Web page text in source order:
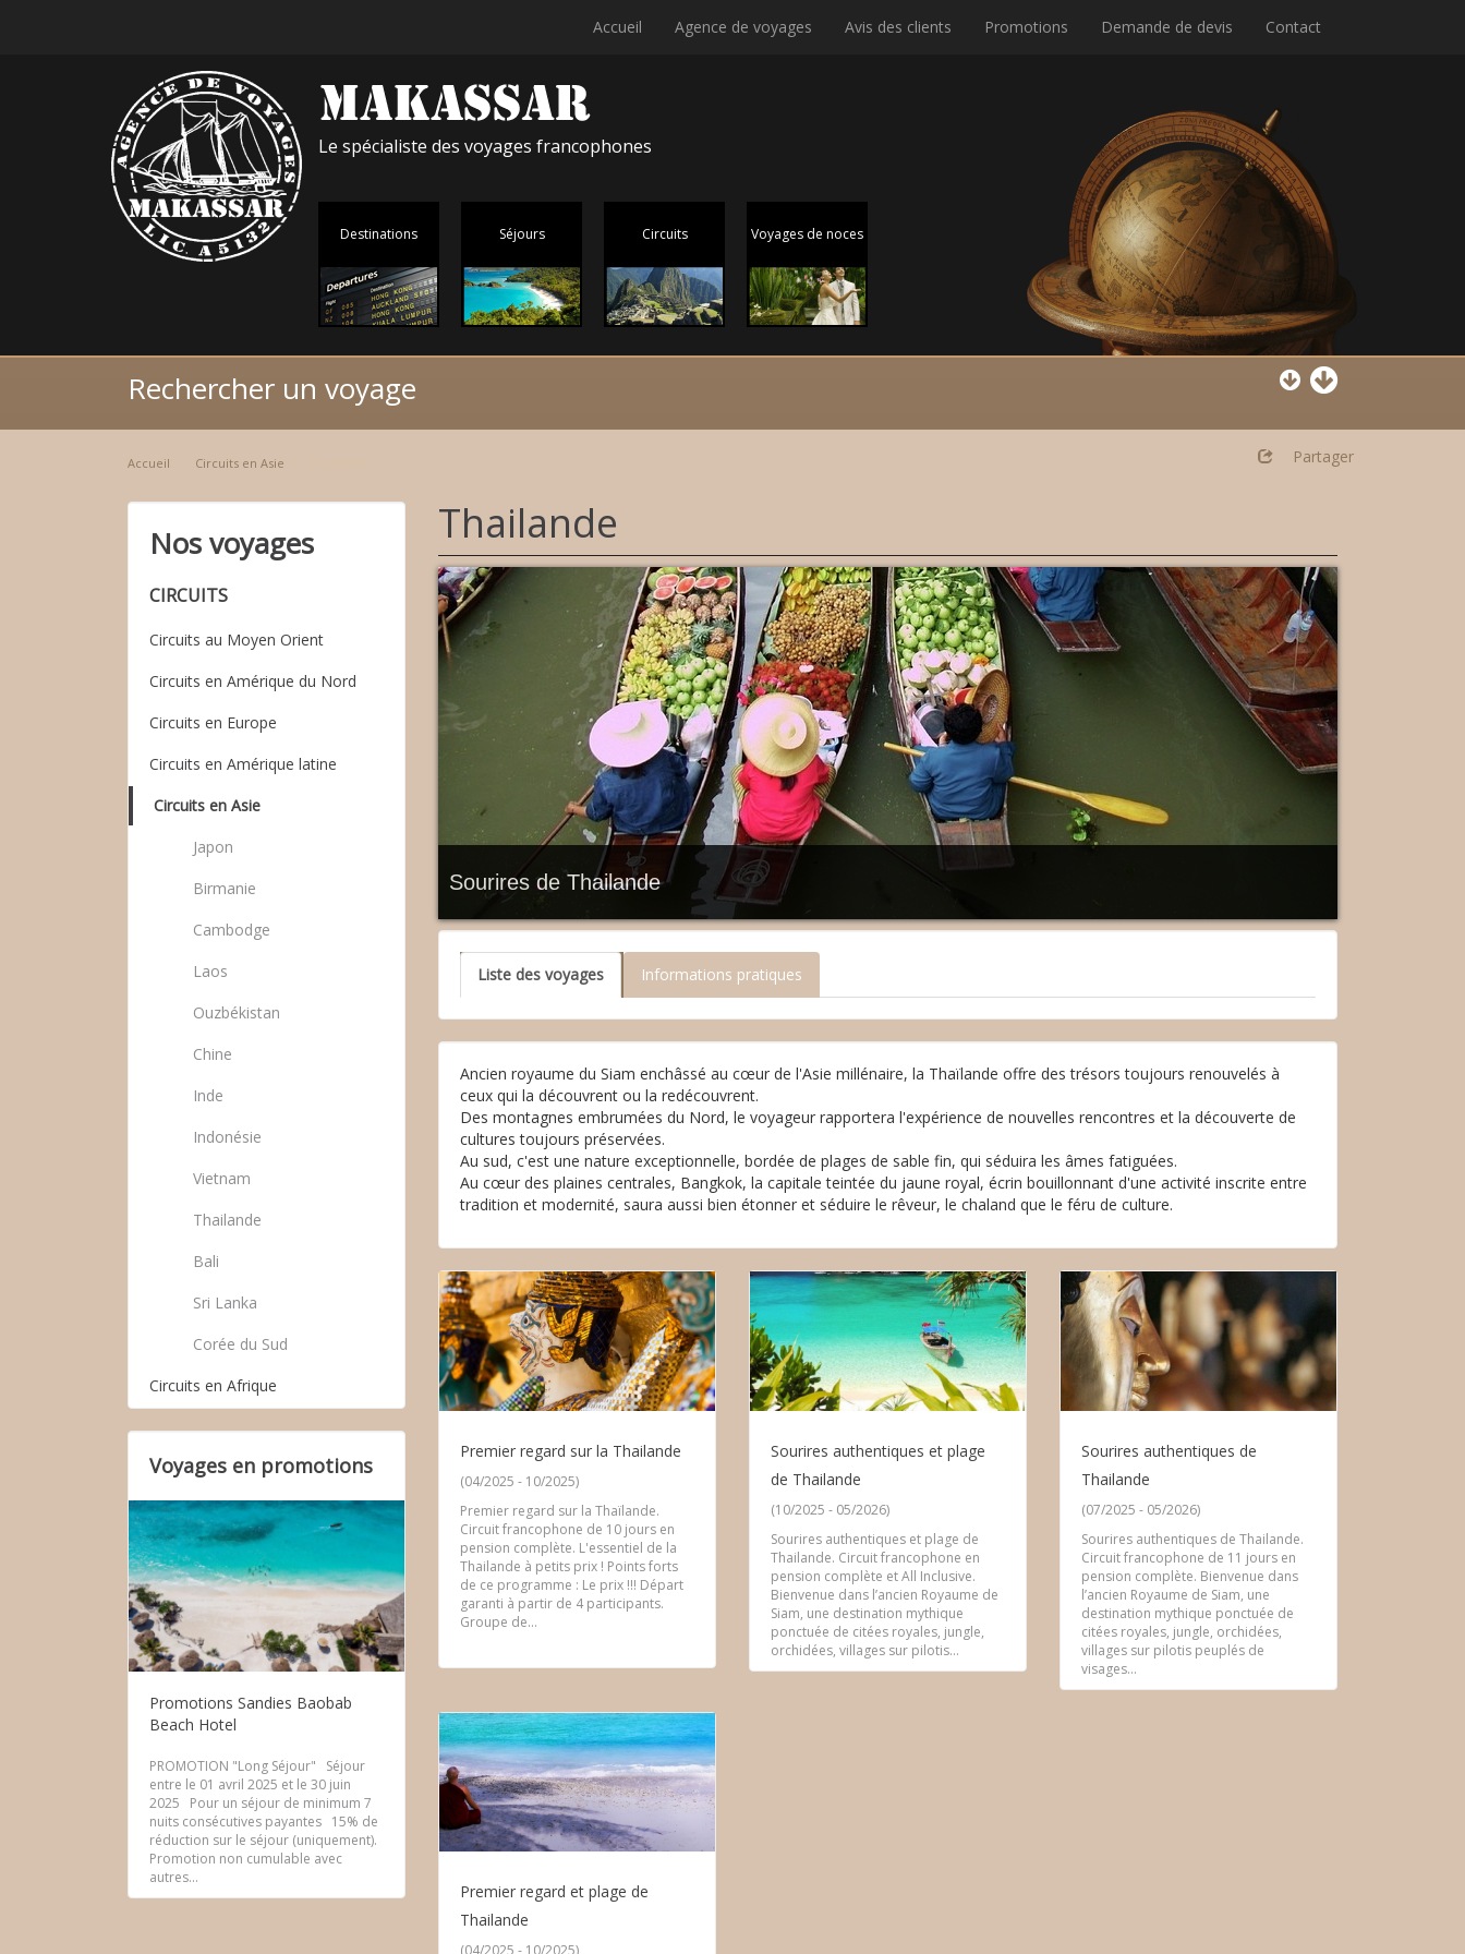
Accueil Agence de voyages Avis des clients Promotions Demande de devis Contact
Le spécialiste des voyages francophones
Destinations Séjours Circuits Voyages de noces
Rechercher un voyage
Accueil Circuits en Asie Partager
Nos voyages
CIRCUITS
Circuits au Moyen Orient
Circuits en Amérique du Nord
Circuits en Europe
Circuits en Amérique latine
Circuits en Asie
Japon
Birmanie
Cambodge
Laos
Ouzbékistan
Chine
Inde
Indonésie
Vietnam
Thailande
Bali
Sri Lanka
Corée du Sud
Circuits en Afrique
Voyages en promotions
Promotions Sandies Baobab
Beach Hotel
PROMOTION "Long Séjour" Séjour
entre le 01 avril 2025 et le 30 juin
2025 Pour un séjour de minimum 7
nuits consécutives payantes 15% de
réduction sur le séjour (uniquement).
Promotion non cumulable avec
autres...
Thailande
Sourires de Thailande
Liste des voyages Informations pratiques
Ancien royaume du Siam enchâssé au cœur de l'Asie millénaire, la Thaïlande offre des trésors toujours renouvelés à
ceux qui la découvrent ou la redécouvrent.
Des montagnes embrumées du Nord, le voyageur rapportera l'expérience de nouvelles rencontres et la découverte de
cultures toujours préservées.
Au sud, c'est une nature exceptionnelle, bordée de plages de sable fin, qui séduira les âmes fatiguées.
Au cœur des plaines centrales, Bangkok, la capitale teintée du jaune royal, écrin bouillonnant d'une activité inscrite entre
tradition et modernité, saura aussi bien étonner et séduire le rêveur, le chaland que le féru de culture.
Premier regard sur la Thailande
(04/2025 - 10/2025)
Premier regard sur la Thaïlande.
Circuit francophone de 10 jours en
pension complète. L'essentiel de la
Thailande à petits prix ! Points forts
de ce programme : Le prix !!! Départ
garanti à partir de 4 participants.
Groupe de...
Sourires authentiques et plage
de Thailande
(10/2025 - 05/2026)
Sourires authentiques et plage de
Thailande. Circuit francophone en
pension complète et All Inclusive.
Bienvenue dans l’ancien Royaume de
Siam, une destination mythique
ponctuée de citées royales, jungle,
orchidées, villages sur pilotis...
Sourires authentiques de
Thailande
(07/2025 - 05/2026)
Sourires authentiques de Thailande.
Circuit francophone de 11 jours en
pension complète. Bienvenue dans
l’ancien Royaume de Siam, une
destination mythique ponctuée de
citées royales, jungle, orchidées,
villages sur pilotis peuplés de
visages...
Premier regard et plage de
Thailande
(04/2025 - 10/2025)